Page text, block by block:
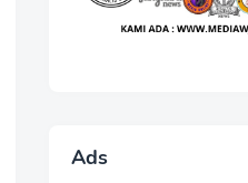
Ads